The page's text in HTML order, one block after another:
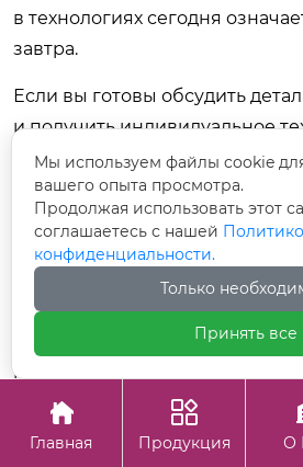
в технологиях сегодня
завтра.
Если вы готовы обсудить
и получить индивидуальное
коммерческое предложение,
передовых патентованных
с нами сегоднядля
инженерами. Мы поможем
оптимальную конфигурацию
расплава, которая обеспечит
эффективность и надежность
производству.

Главная

Продукция О
Мы используем файлы cookie
вашего опыта просмотра.
Продолжая использовать этот
соглашаетесь с нашей
конфиденциальности.
Только
Принять все